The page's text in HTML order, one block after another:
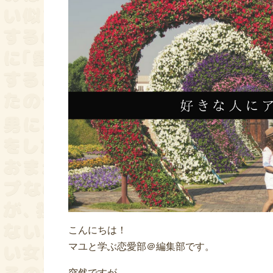
o
o
k
e
r
こんにちは！
マユと学ぶ恋愛部＠編集部です。